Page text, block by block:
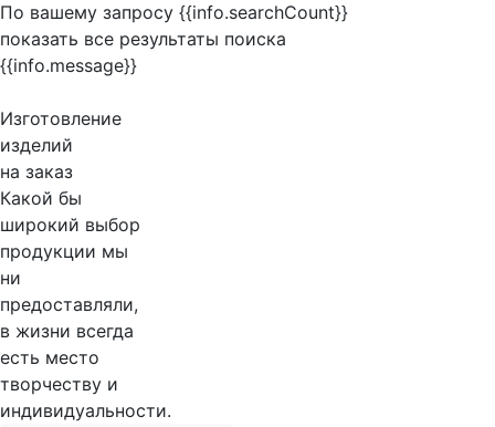
По вашему запросу {{info.searchCount}}
показать все результаты поиска
{{info.message}}
Изготовление
изделий
на заказ
Какой бы
широкий выбор
продукции мы
ни
предоставляли,
в жизни всегда
есть место
творчеству и
индивидуальности.